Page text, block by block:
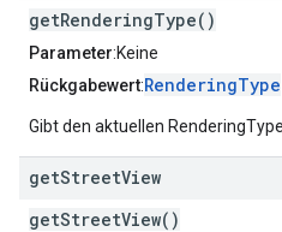
getRenderingType()
Parameter:Keine
Rückgabewert:RenderingType
Gibt den aktuellen
getStreetView
getStreetView()